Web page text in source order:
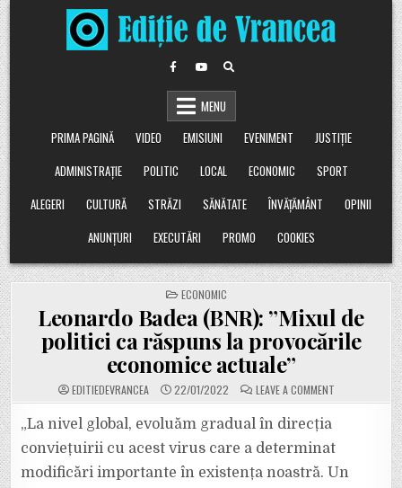
Skip
to
content
MENU
PRIMA PAGINĂ
VIDEO EMISIUNI EVENIMENT
JUSTIȚIE
ADMINISTRAȚIE
POLITIC LOCAL ECONOMIC
SPORT
ALEGERI
CULTURĂ STRĂZI SĂNĂTATE ÎNVĂȚĂMÂNT
OPINII
ANUNȚURI
EXECUTĂRI PROMO COOKIES
POSTED
IN
ECONOMIC
Leonardo Badea (BNR): ”Mixul de
politici ca răspuns la provocările
economice actuale”
EDITIEDEVRANCEA 22/01/2022 LEAVE A COMMENT
LEONARDO
DE
POLITICI
CA
RĂSPUNS
„La nivel global, evoluăm gradual în direcția
conviețuirii cu acest virus care a determinat
modificări importante în existența noastră. Un